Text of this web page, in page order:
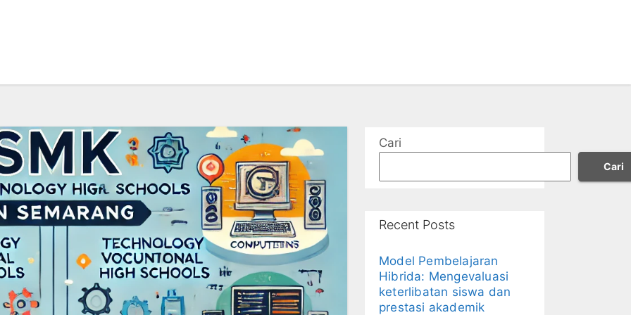
Cari
Cari
Recent Posts
Model Pembelajaran
Hibrida: Mengevaluasi
keterlibatan siswa dan
prestasi akademik